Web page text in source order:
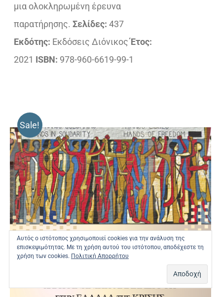
μια ολοκληρωμένη έρευνα
παρατήρησης.Σελίδες: 437
Εκδότης: Εκδόσεις ΔιόνικοςΈτος:
2021 ISBN: 978-960-6619-99-1
Sale!
Αυτός ο ιστότοπος χρησιμοποιεί cookies για την ανάλυση της
επισκεψιμότητας. Με τη χρήση αυτού του ιστότοπου, αποδέχεστε τη
χρήση των cookies. Πολιτική Απορρήτου